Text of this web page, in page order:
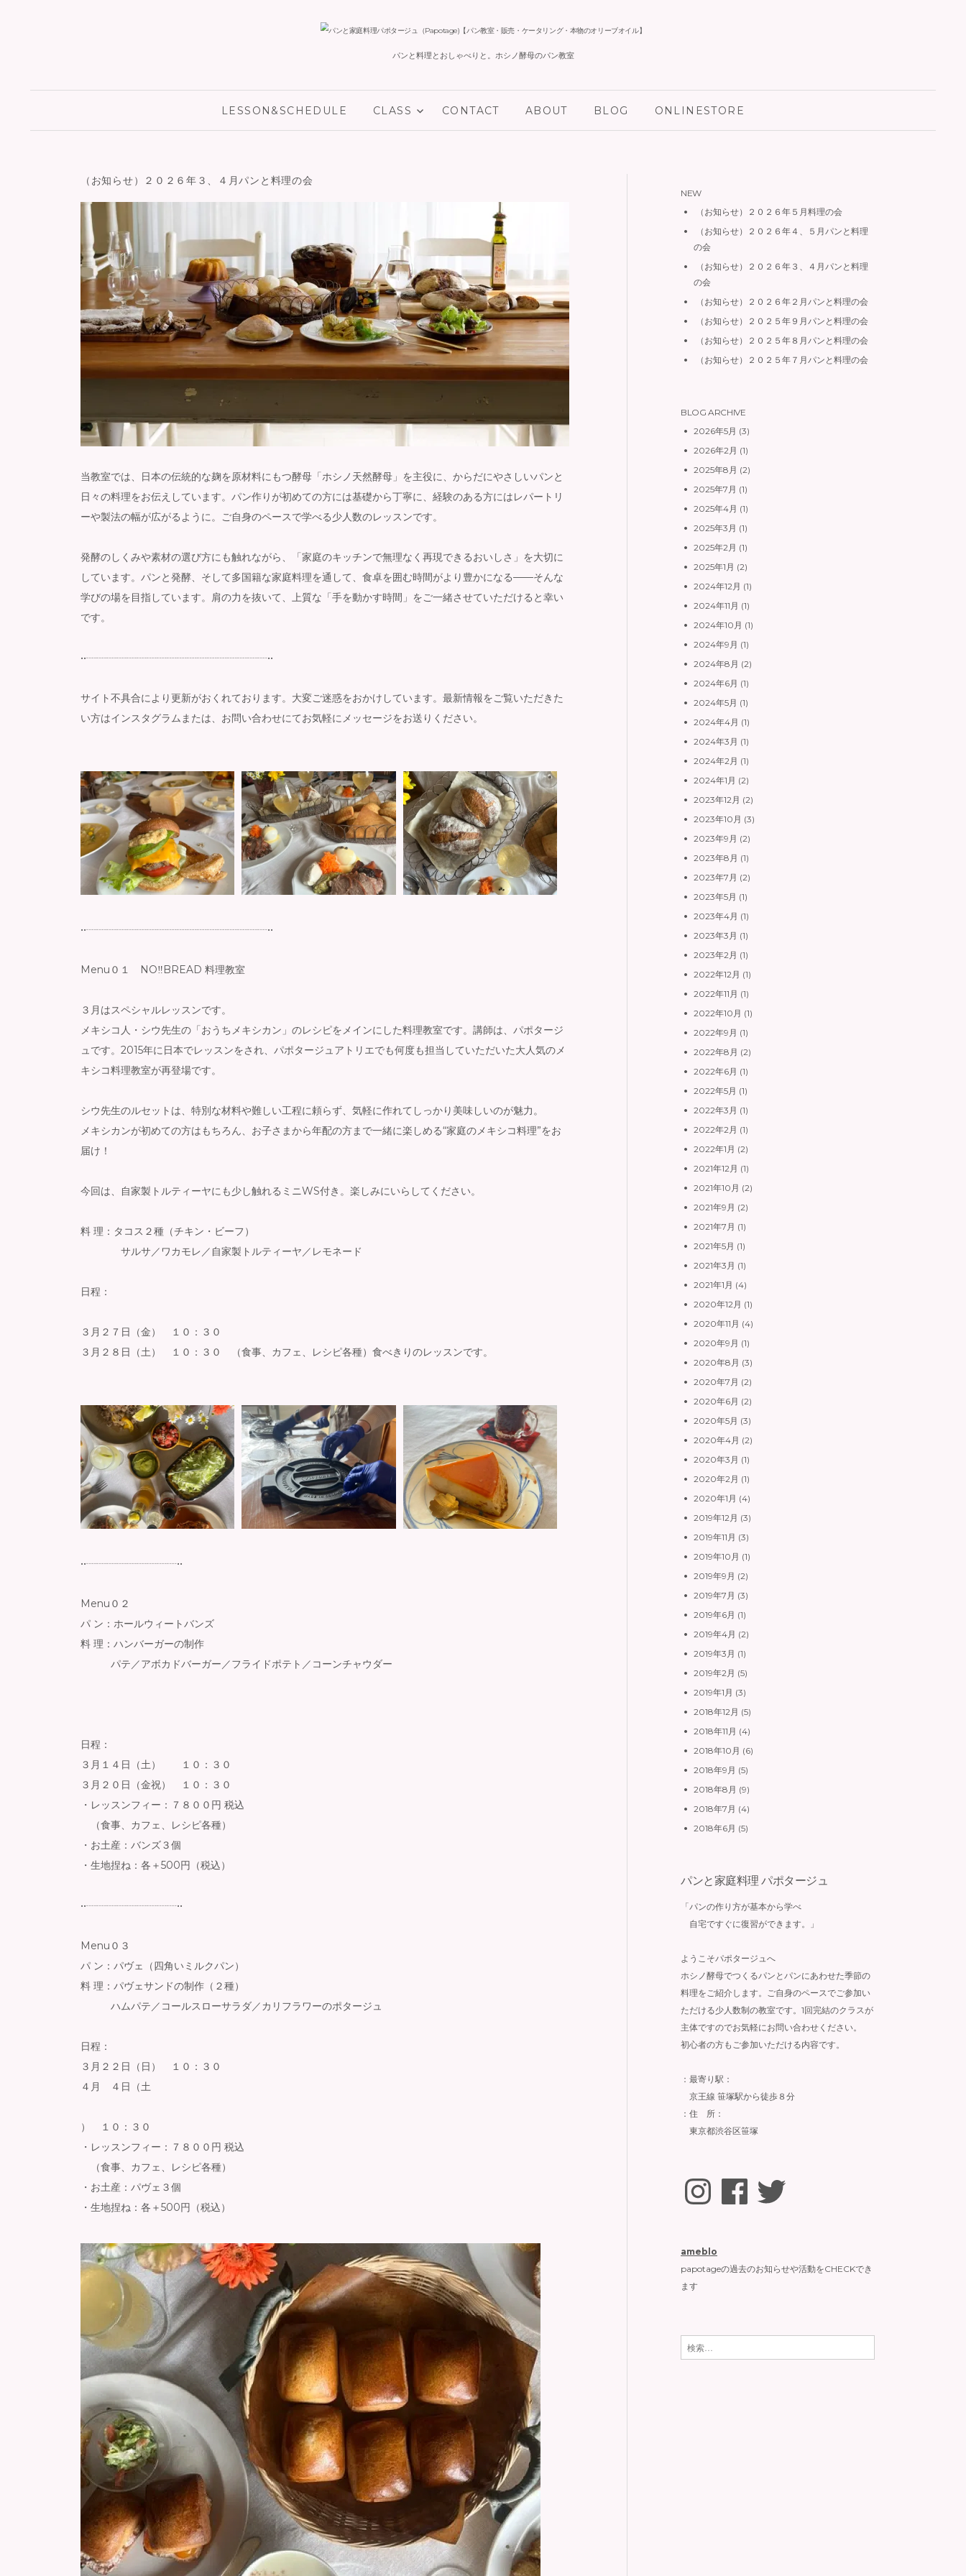
パンと料理とおしゃべりと。ホシノ酵母のパン教室
コ
ツ
へ
ス
キ
ッ
LESSON&SCHEDULE CLASS CONTACT ABOUT BLOG ONLINESTORE
（お知らせ）２０２６年３、４月パンと料理の会
当教室では、日本の伝統的な麹を原材料にもつ酵母「ホシノ天然酵母」を主役に、からだにやさしいパンと
日々の料理をお伝えしています。パン作りが初めての方には基礎から丁寧に、経験のある方にはレパートリ
ーや製法の幅が広がるように。ご自身のペースで学べる少人数のレッスンです。
発酵のしくみや素材の選び方にも触れながら、「家庭のキッチンで無理なく再現できるおいしさ」を大切に
しています。パンと発酵、そして多国籍な家庭料理を通して、食卓を囲む時間がより豊かになる——そんな
学びの場を目指しています。肩の力を抜いて、上質な「手を動かす時間」をご一緒させていただけると幸い
です。
••┈┈┈┈┈┈┈┈┈┈┈┈┈┈┈┈┈┈••
サイト不具合により更新がおくれております。大変ご迷惑をおかけしています。最新情報をご覧いただきた
い方はインスタグラムまたは、お問い合わせにてお気軽にメッセージをお送りください。
••┈┈┈┈┈┈┈┈┈┈┈┈┈┈┈┈┈┈••
Menu０１ NO‼︎BREAD 料理教室
３月はスペシャルレッスンです。
メキシコ人・シウ先生の「おうちメキシカン」のレシピをメインにした料理教室です。講師は、パポタージ
ュです。2015年に日本でレッスンをされ、パポタージュアトリエでも何度も担当していただいた大人気のメ
キシコ料理教室が再登場です。
シウ先生のルセットは、特別な材料や難しい工程に頼らず、気軽に作れてしっかり美味しいのが魅力。
メキシカンが初めての方はもちろん、お子さまから年配の方まで一緒に楽しめる“家庭のメキシコ料理”をお
届け！
今回は、自家製トルティーヤにも少し触れるミニWS付き。楽しみにいらしてください。
料 理：タコス２種（チキン・ビーフ）
サルサ／ワカモレ／自家製トルティーヤ／レモネード
日程：
３月２７日（金） １０：３０
３月２８日（土） １０：３０ （食事、カフェ、レシピ各種）食べきりのレッスンです。
••┈┈┈┈┈┈┈┈┈••
Menu０２
パ ン：ホールウィートバンズ
料 理：ハンバーガーの制作
パテ／アボカドバーガー／フライドポテト／コーンチャウダー
日程：
３月１４日（土） １０：３０
３月２０日（金祝） １０：３０
・レッスンフィー：７８００円 税込
（食事、カフェ、レシピ各種）
・お土産：バンズ３個
・生地捏ね：各＋500円（税込）
••┈┈┈┈┈┈┈┈┈••
Menu０３
パ ン：パヴェ（四角いミルクパン）
料 理：パヴェサンドの制作（２種）
ハムパテ／コールスローサラダ／カリフラワーのポタージュ
日程：
３月２２日（日） １０：３０
４月 ４日（土
） １０：３０
・レッスンフィー：７８００円 税込
（食事、カフェ、レシピ各種）
・お土産：パヴェ３個
・生地捏ね：各＋500円（税込）
NEW
（お知らせ）２０２６年５月料理の会
（お知らせ）２０２６年４、５月パンと料理
の会
（お知らせ）２０２６年３、４月パンと料理
の会
（お知らせ）２０２６年２月パンと料理の会
（お知らせ）２０２５年９月パンと料理の会
（お知らせ）２０２５年８月パンと料理の会
（お知らせ）２０２５年７月パンと料理の会
BLOG ARCHIVE
2026年5月 (3)
2026年2月 (1)
2025年8月 (2)
2025年7月 (1)
2025年4月 (1)
2025年3月 (1)
2025年2月 (1)
2025年1月 (2)
2024年12月 (1)
2024年11月 (1)
2024年10月 (1)
2024年9月 (1)
2024年8月 (2)
2024年6月 (1)
2024年5月 (1)
2024年4月 (1)
2024年3月 (1)
2024年2月 (1)
2024年1月 (2)
2023年12月 (2)
2023年10月 (3)
2023年9月 (2)
2023年8月 (1)
2023年7月 (2)
2023年5月 (1)
2023年4月 (1)
2023年3月 (1)
2023年2月 (1)
2022年12月 (1)
2022年11月 (1)
2022年10月 (1)
2022年9月 (1)
2022年8月 (2)
2022年6月 (1)
2022年5月 (1)
2022年3月 (1)
2022年2月 (1)
2022年1月 (2)
2021年12月 (1)
2021年10月 (2)
2021年9月 (2)
2021年7月 (1)
2021年5月 (1)
2021年3月 (1)
2021年1月 (4)
2020年12月 (1)
2020年11月 (4)
2020年9月 (1)
2020年8月 (3)
2020年7月 (2)
2020年6月 (2)
2020年5月 (3)
2020年4月 (2)
2020年3月 (1)
2020年2月 (1)
2020年1月 (4)
2019年12月 (3)
2019年11月 (3)
2019年10月 (1)
2019年9月 (2)
2019年7月 (3)
2019年6月 (1)
2019年4月 (2)
2019年3月 (1)
2019年2月 (5)
2019年1月 (3)
2018年12月 (5)
2018年11月 (4)
2018年10月 (6)
2018年9月 (5)
2018年8月 (9)
2018年7月 (4)
2018年6月 (5)
パンと家庭料理 パポタージュ
「パンの作り方が基本から学べ
自宅ですぐに復習ができます。」
ようこそパポタージュへ
ホシノ酵母でつくるパンとパンにあわせた季節の
料理をご紹介します。ご自身のペースでご参加い
ただける少人数制の教室です。1回完結のクラスが
主体ですのでお気軽にお問い合わせください。
初心者の方もご参加いただける内容です。
：最寄り駅：
京王線 笹塚駅から徒歩８分
：住 所：
東京都渋谷区笹塚
InstagramFacebook Twitter
ameblo
papotageの過去のお知らせや活動をCHECKでき
ます
検
索: